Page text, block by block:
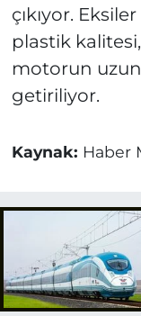
çıkıyor.
plastik
motorun uzun
getiriliyor.
Kaynak: Haber